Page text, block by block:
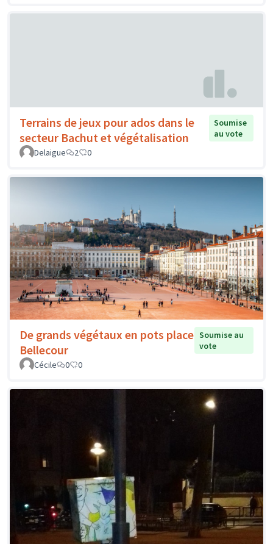
Terrains de jeux pour ados dans le
secteur Bachut et végétalisation
Soumise
au vote
Delaigue
2 0
De grands végétaux en pots place
Bellecour
Soumise au
vote
Cécile
0 0